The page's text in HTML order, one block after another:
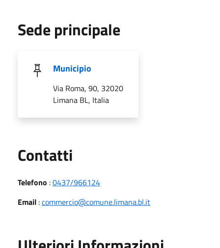
Sede principale
Municipio
Via Roma, 90, 32020
Limana BL, Italia
Contatti
Telefono :0437/966124
Email :commercio@comune.limana.bl.it